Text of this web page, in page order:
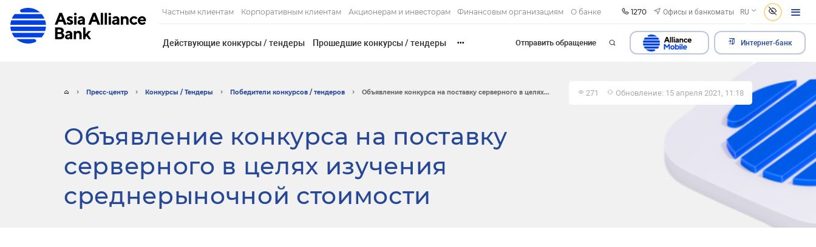
Частным клиентам Корпоративным клиентам Акционерам и инвесторам Финансовым организациям О банке 1270 Офисы и банкоматы RU
Действующие конкурсы / тендеры Прошедшие конкурсы / тендеры ••• Отправить обращение Интернет-банк
Пресс-центр Конкурсы / Тендеры Победители конкурсов / тендеров Объявление конкурса на поставку серверного в целях... 271 Обновление: 15 апреля 2021, 11:18
Объявление конкурса на поставку
серверного в целях изучения
среднерыночной стоимости